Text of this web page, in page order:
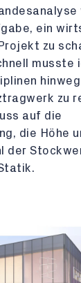
ein
zu
musste
zu
auf die
die Höhe
der